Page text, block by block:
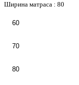
Ширина матраса : 80
60
70
80